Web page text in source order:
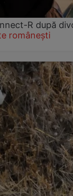
R după
românești